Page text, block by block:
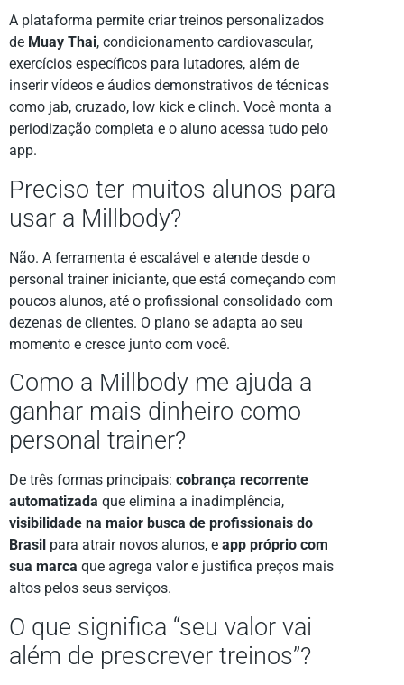
A plataforma permite criar treinos personalizados
de Muay Thai, condicionamento cardiovascular,
exercícios específicos para lutadores, além de
inserir vídeos e áudios demonstrativos de técnicas
como jab, cruzado, low kick e clinch. Você monta a
periodização completa e o aluno acessa tudo pelo
app.
Preciso ter muitos alunos para
usar a Millbody?
Não. A ferramenta é escalável e atende desde o
personal trainer iniciante, que está começando com
poucos alunos, até o profissional consolidado com
dezenas de clientes. O plano se adapta ao seu
momento e cresce junto com você.
Como a Millbody me ajuda a
ganhar mais dinheiro como
personal trainer?
De três formas principais: cobrança recorrente
automatizada que elimina a inadimplência,
visibilidade na maior busca de profissionais do
Brasil para atrair novos alunos, e app próprio com
sua marca que agrega valor e justifica preços mais
altos pelos seus serviços.
O que significa “seu valor vai
além de prescrever treinos”?